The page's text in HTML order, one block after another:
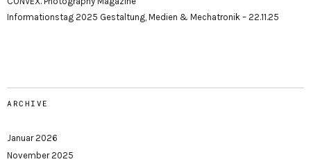
Informationstag 2025 Gestaltung, Medien & Mechatronik – 22.11.25
ARCHIVE
Januar 2026
November 2025